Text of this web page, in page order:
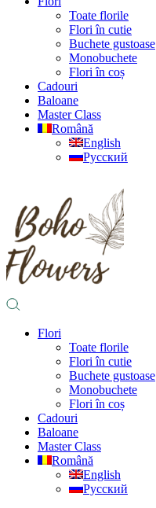
Toate florile
Flori în cutie
Buchete gustoase
Monobuchete
Flori în coș
Cadouri
Baloane
Master Class
Română
English
Русский
Flori
Toate florile
Flori în cutie
Buchete gustoase
Monobuchete
Flori în coș
Cadouri
Baloane
Master Class
Română
English
Русский